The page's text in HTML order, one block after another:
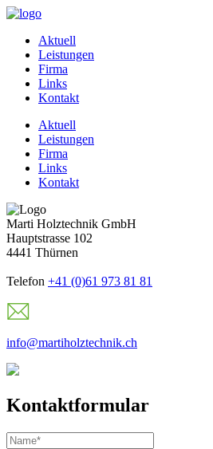
Aktuell
Leistungen
Firma
Links
Kontakt
Aktuell
Leistungen
Firma
Links
Kontakt
Marti Holztechnik GmbH
Hauptstrasse 102
4441 Thürnen
Telefon +41 (0)61 973 81 81
info@martiholztechnik.ch
Kontaktformular